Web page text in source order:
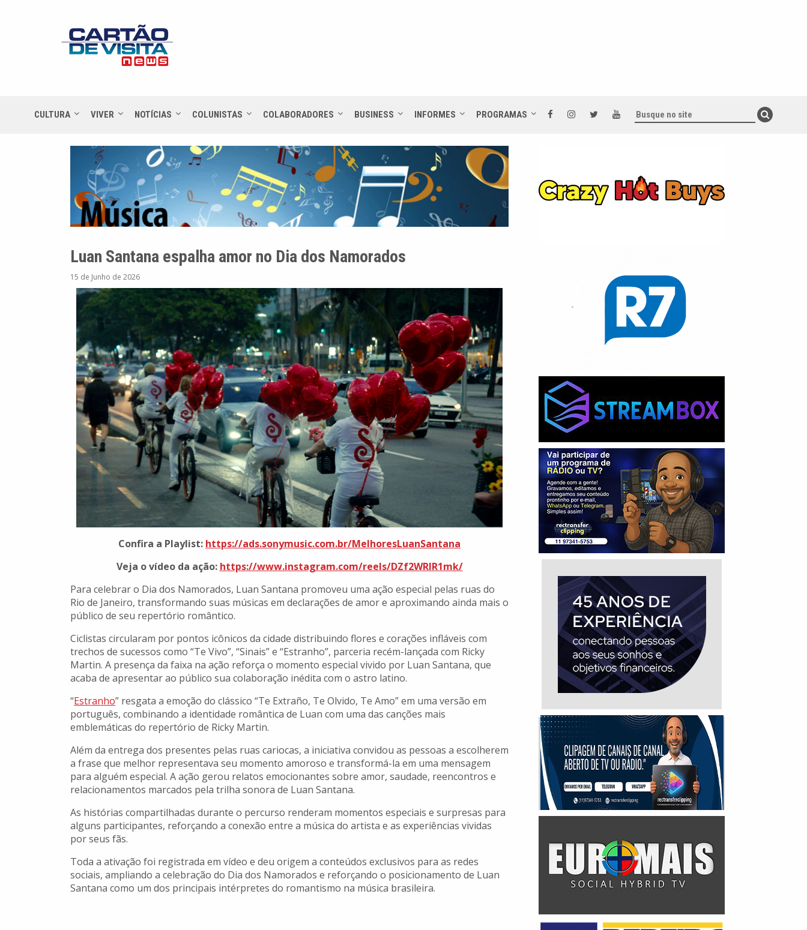
CULTURA VIVER NOTÍCIAS COLUNISTAS COLABORADORES BUSINESS INFORMES PROGRAMAS
Luan Santana espalha amor no Dia dos Namorados
15 de Junho de 2026
Confira a Playlist: https://ads.sonymusic.com.br/MelhoresLuanSantana
Veja o vídeo da ação: https://www.instagram.com/reels/DZf2WRlR1mk/
Para celebrar o Dia dos Namorados, Luan Santana promoveu uma ação especial pelas ruas do
Rio de Janeiro, transformando suas músicas em declarações de amor e aproximando ainda mais o
público de seu repertório romântico.
Ciclistas circularam por pontos icônicos da cidade distribuindo flores e corações infláveis com
trechos de sucessos como “Te Vivo”, “Sinais” e “Estranho”, parceria recém-lançada com Ricky
Martin. A presença da faixa na ação reforça o momento especial vivido por Luan Santana, que
acaba de apresentar ao público sua colaboração inédita com o astro latino.
“Estranho” resgata a emoção do clássico “Te Extraño, Te Olvido, Te Amo” em uma versão em
português, combinando a identidade romântica de Luan com uma das canções mais
emblemáticas do repertório de Ricky Martin.
Além da entrega dos presentes pelas ruas cariocas, a iniciativa convidou as pessoas a escolherem
a frase que melhor representava seu momento amoroso e transformá-la em uma mensagem
para alguém especial. A ação gerou relatos emocionantes sobre amor, saudade, reencontros e
relacionamentos marcados pela trilha sonora de Luan Santana.
As histórias compartilhadas durante o percurso renderam momentos especiais e surpresas para
alguns participantes, reforçando a conexão entre a música do artista e as experiências vividas
por seus fãs.
Toda a ativação foi registrada em vídeo e deu origem a conteúdos exclusivos para as redes
sociais, ampliando a celebração do Dia dos Namorados e reforçando o posicionamento de Luan
Santana como um dos principais intérpretes do romantismo na música brasileira.